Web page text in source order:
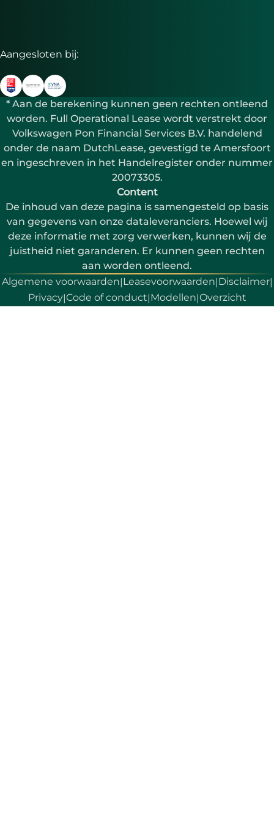
Aangesloten bij:
* Aan de berekening kunnen geen rechten ontleend
worden. Full Operational Lease wordt verstrekt door
Volkswagen Pon Financial Services B.V. handelend
onder de naam DutchLease, gevestigd te Amersfoort
en ingeschreven in het Handelregister onder nummer
20073305.
Content
De inhoud van deze pagina is samengesteld op basis
van gegevens van onze dataleveranciers. Hoewel wij
deze informatie met zorg verwerken, kunnen wij de
juistheid niet garanderen. Er kunnen geen rechten
aan worden ontleend.
Algemene voorwaarden|Leasevoorwaarden|Disclaimer|
Privacy|Code of conduct|Modellen|Overzicht